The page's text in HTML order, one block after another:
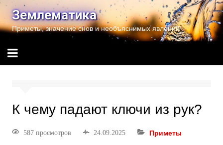
Землематика
Приметы, значение снов и необъяснимых явлений
К чему падают ключи из рук?
587 просмотров 24.09.2025 Приметы